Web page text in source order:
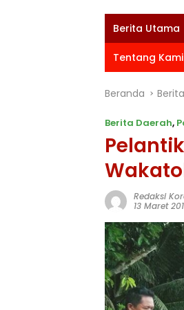
Berita Utama
Tentang Kami
Beranda
Berita Daerah,
Redaksi
13 Maret